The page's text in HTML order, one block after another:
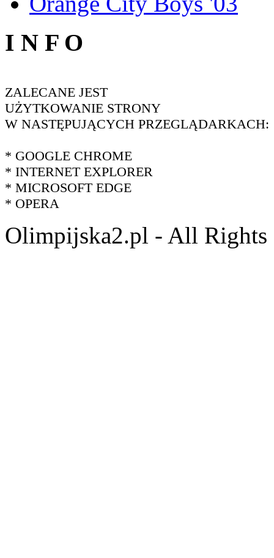
I N F O
ZALECANE JEST
UŻYTKOWANIE STRONY
W NASTĘPUJĄCYCH PRZEGLĄDARKACH:
* GOOGLE CHROME
* INTERNET EXPLORER
* MICROSOFT EDGE
* OPERA
Olimpijska2.pl - All Rights